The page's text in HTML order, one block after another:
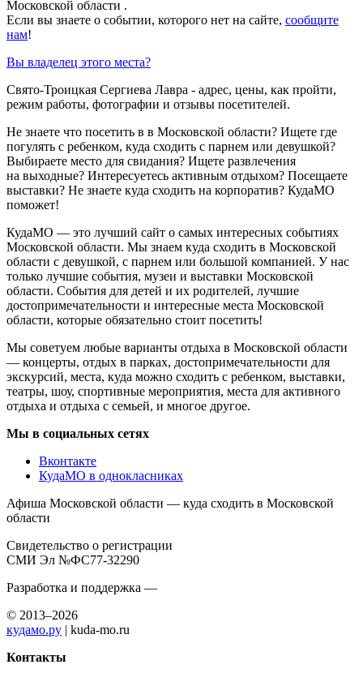
Московской области .
Если вы знаете о событии, которого нет на сайте, сообщите
нам!
Вы владелец этого места?
Свято-Троицкая Сергиева Лавра - адрес, цены, как пройти,
режим работы, фотографии и отзывы посетителей.
Не знаете что посетить в в Московской области? Ищете где
погулять с ребенком, куда сходить с парнем или девушкой?
Выбираете место для свидания? Ищете развлечения
на выходные? Интересуетесь активным отдыхом? Посещаете
выставки? Не знаете куда сходить на корпоратив? КудаМО
поможет!
КудаМО — это лучший сайт о самых интересных событиях
Московской области. Мы знаем куда сходить в Московской
области с девушкой, с парнем или большой компанией. У нас
только лучшие события, музеи и выставки Московской
области. События для детей и их родителей, лучшие
достопримечательности и интересные места Московской
области, которые обязательно стоит посетить!
Мы советуем любые варианты отдыха в Московской области
— концерты, отдых в парках, достопримечательности для
экскурсий, места, куда можно сходить с ребенком, выставки,
театры, шоу, спортивные мероприятия, места для активного
отдыха и отдыха с семьей, и многое другое.
Мы в социальных сетях
Вконтакте
КудаМО в однокласниках
Афиша Московской области — куда сходить в Московской
области
Свидетельство о регистрации
СМИ Эл №ФС77-32290
Разработка и поддержка —
© 2013–2026
кудамо.ру | kuda-mo.ru
Контакты